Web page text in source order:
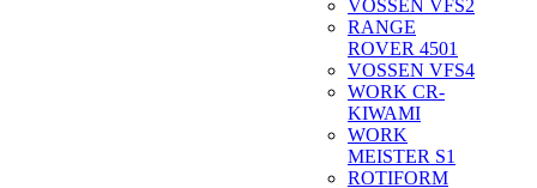
VOSSEN VFS2
RANGE
ROVER 4501
VOSSEN VFS4
WORK CR-
KIWAMI
WORK
MEISTER S1
ROTIFORM